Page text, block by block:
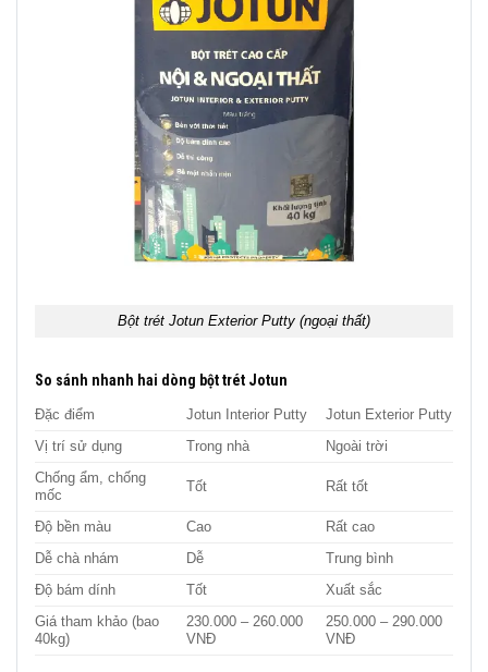
Bột trét Jotun Exterior Putty (ngoại thất)
So sánh nhanh hai dòng bột trét Jotun
Đặc điểm Jotun Interior Putty Jotun Exterior Putty
Vị trí sử dụng Trong nhà Ngoài trời
Chống ẩm, chống
mốc
Tốt Rất tốt
Độ bền màu Cao Rất cao
Dễ chà nhám Dễ Trung bình
Độ bám dính Tốt Xuất sắc
Giá tham khảo (bao
40kg)
230.000 – 260.000
VNĐ
250.000 – 290.000
VNĐ